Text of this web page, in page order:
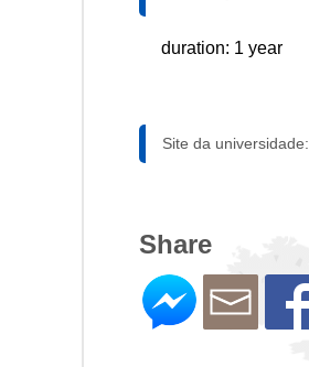
duration: 1 year
Site da universidade:
Share